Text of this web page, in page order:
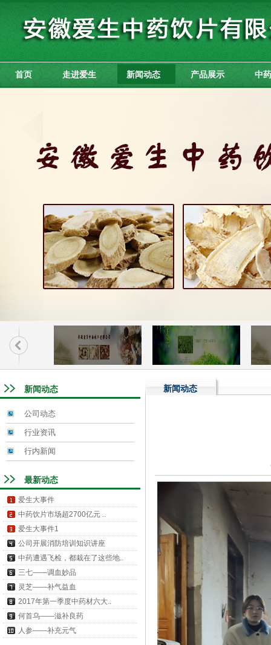
首页 走进爱生 新闻动态 产品展示 中
新闻动态
公司动态
行业资讯
行内新闻
最新动态
爱生大事件
中药饮片市场超2700亿元 ..
爱生大事件1
公司开展消防培训知识讲座
中药遭遇飞检，都栽在了这些地..
三七——调血妙品
灵芝——补气益血
2017年第一季度中药材六大..
何首乌——滋补良药
人参——补充元气
新闻动态